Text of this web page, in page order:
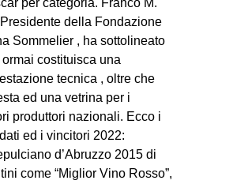
della Fondazione
Sommelier , ha sottolineato
costituisca una
tecnica , oltre che
ed una vetrina per i
produttori nazionali. Ecco i
ed i vincitori 2022:
d’Abruzzo 2015 di
come “Miglior Vino Rosso”,